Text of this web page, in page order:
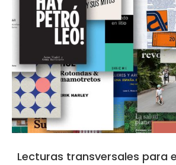
Lecturas transversales para